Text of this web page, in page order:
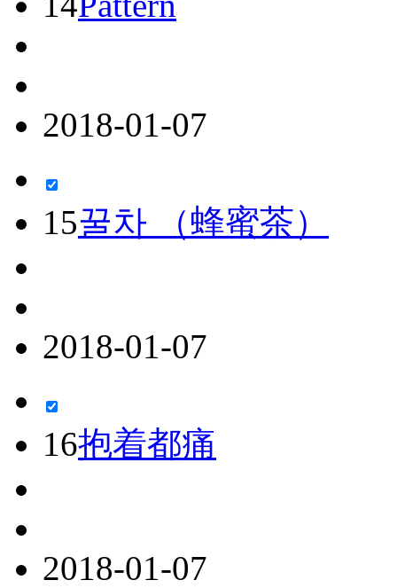
2018-01-07
15꿀차 （蜂蜜茶）
2018-01-07
16抱着都痛
2018-01-07